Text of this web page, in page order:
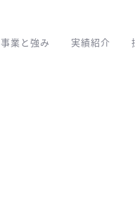
事業と強み 実績紹介